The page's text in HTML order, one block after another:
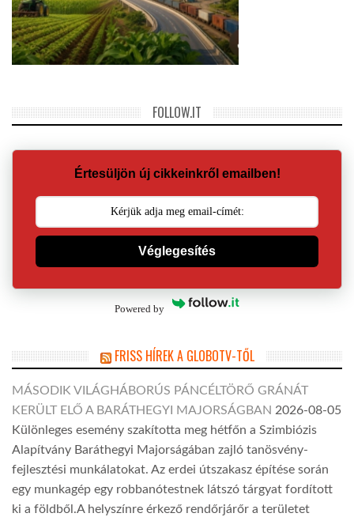
FOLLOW.IT
Értesüljön új cikkeinkről emailben!
Véglegesítés
Powered by
FRISS HÍREK A GLOBOTV-TŐL
MÁSODIK VILÁGHÁBORÚS PÁNCÉLTÖRŐ GRÁNÁT
KERÜLT ELŐ A BARÁTHEGYI MAJORSÁGBAN 2026-08-05
Különleges esemény szakította meg hétfőn a Szimbiózis
Alapítvány Baráthegyi Majorságában zajló tanösvény-
fejlesztési munkálatokat. Az erdei útszakasz építése során
egy munkagép egy robbanótestnek látszó tárgyat fordított
ki a földből.A helyszínre érkező rendőrjárőr a területet